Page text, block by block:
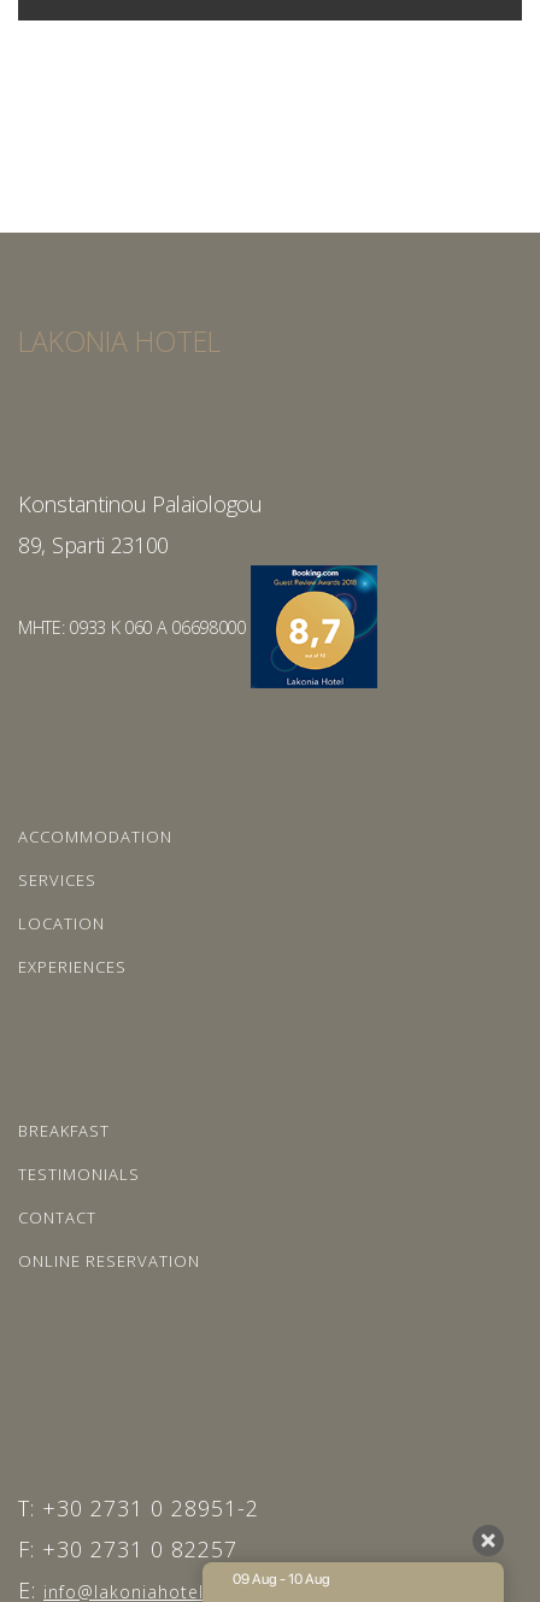
LAKONIA HOTEL
Konstantinou Palaiologou
89, Sparti 23100
MHTE: 0933 K 060 A 06698000
ACCOMMODATION
SERVICES
LOCATION
EXPERIENCES
BREAKFAST
TESTIMONIALS
CONTACT
ONLINE RESERVATION
T: +30 2731 0 28951-2
F: +30 2731 0 82257
E: info@lakoniahotel.gr
09 Aug - 10 Aug